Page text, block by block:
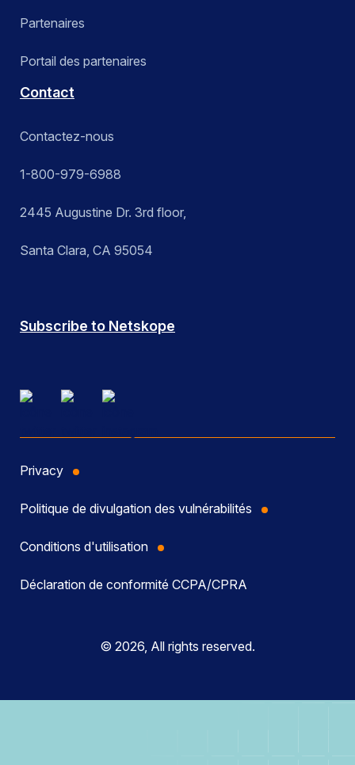
Partenaires
Portail des partenaires
Contact
Contactez-nous
1-800-979-6988
2445 Augustine Dr. 3rd floor,
Santa Clara, CA 95054
Subscribe to Netskope
Privacy
Politique de divulgation des vulnérabilités
Conditions d'utilisation
Déclaration de conformité CCPA/CPRA
© 2026, All rights reserved.